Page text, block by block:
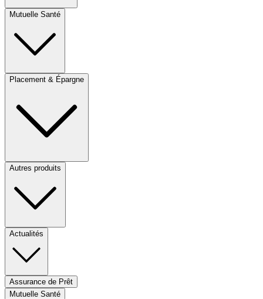
Mutuelle Santé
Placement & Épargne
Autres produits
Actualités
Assurance de Prêt
Mutuelle Santé